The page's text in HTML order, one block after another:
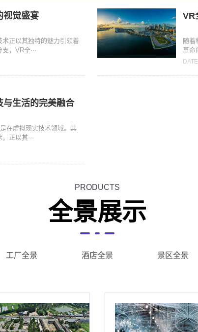
视觉盛宴
正以其独特的魅力引领着
，VR全···
VR
随着
革命
与生活的完美融合
在虚拟现实技术领域。其
正以其···
PRODUCTS
全景展示
工厂全景 酒店全景 景区全景